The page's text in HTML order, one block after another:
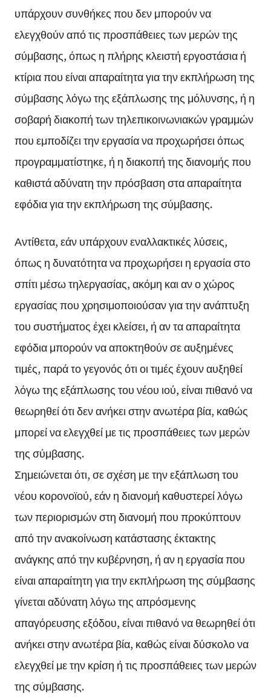
υπάρχουν συνθήκες που δεν μπορούν να
ελεγχθούν από τις προσπάθειες των μερών της
σύμβασης, όπως η πλήρης κλειστή εργοστάσια ή
κτίρια που είναι απαραίτητα για την εκπλήρωση της
σύμβασης λόγω της εξάπλωσης της μόλυνσης, ή η
σοβαρή διακοπή των τηλεπικοινωνιακών γραμμών
που εμποδίζει την εργασία να προχωρήσει όπως
προγραμματίστηκε, ή η διακοπή της διανομής που
καθιστά αδύνατη την πρόσβαση στα απαραίτητα
εφόδια για την εκπλήρωση της σύμβασης.
Αντίθετα, εάν υπάρχουν εναλλακτικές λύσεις,
όπως η δυνατότητα να προχωρήσει η εργασία στο
σπίτι μέσω τηλεργασίας, ακόμη και αν ο χώρος
εργασίας που χρησιμοποιούσαν για την ανάπτυξη
του συστήματος έχει κλείσει, ή αν τα απαραίτητα
εφόδια μπορούν να αποκτηθούν σε αυξημένες
τιμές, παρά το γεγονός ότι οι τιμές έχουν αυξηθεί
λόγω της εξάπλωσης του νέου ιού, είναι πιθανό να
θεωρηθεί ότι δεν ανήκει στην ανωτέρα βία, καθώς
μπορεί να ελεγχθεί με τις προσπάθειες των μερών
της σύμβασης.
Σημειώνεται ότι, σε σχέση με την εξάπλωση του
νέου κορονοϊού, εάν η διανομή καθυστερεί λόγω
των περιορισμών στη διανομή που προκύπτουν
από την ανακοίνωση κατάστασης έκτακτης
ανάγκης από την κυβέρνηση, ή αν η εργασία που
είναι απαραίτητη για την εκπλήρωση της σύμβασης
γίνεται αδύνατη λόγω της απρόσμενης
απαγόρευσης εξόδου, είναι πιθανό να θεωρηθεί ότι
ανήκει στην ανωτέρα βία, καθώς είναι δύσκολο να
ελεγχθεί με την κρίση ή τις προσπάθειες των μερών
της σύμβασης.